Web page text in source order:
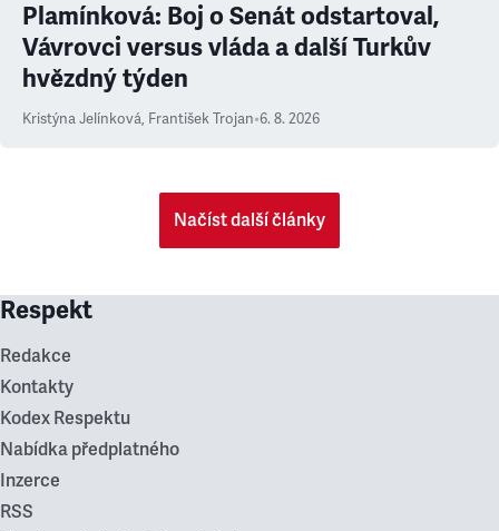
Plamínková: Boj o Senát odstartoval,
Vávrovci versus vláda a další Turkův
hvězdný týden
Kristýna Jelínková, František Trojan•6. 8. 2026
Načíst další články
Respekt
Redakce
Kontakty
Kodex Respektu
Nabídka předplatného
Inzerce
RSS